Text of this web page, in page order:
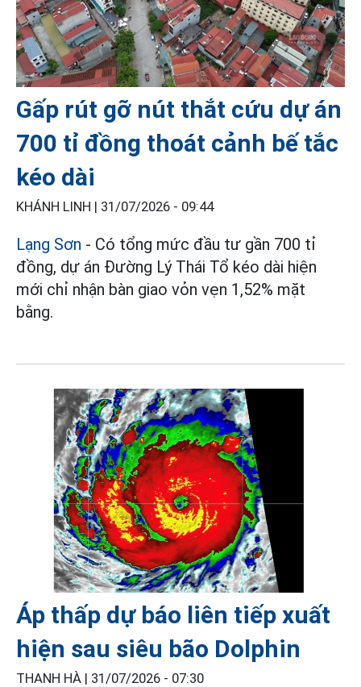
Gấp rút gỡ nút thắt cứu dự án
700 tỉ đồng thoát cảnh bế tắc
kéo dài
KHÁNH LINH | 31/07/2026 - 09:44
Lạng Sơn - Có tổng mức đầu tư gần 700 tỉ
đồng, dự án Đường Lý Thái Tổ kéo dài hiện
mới chỉ nhận bàn giao vỏn vẹn 1,52% mặt
bằng.
Áp thấp dự báo liên tiếp xuất
hiện sau siêu bão Dolphin
THANH HÀ | 31/07/2026 - 07:30